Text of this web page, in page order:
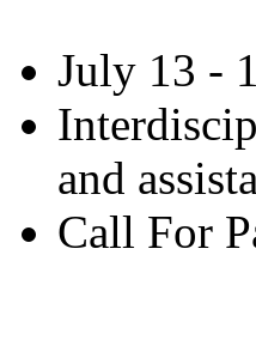
July 13 -
and
Call For